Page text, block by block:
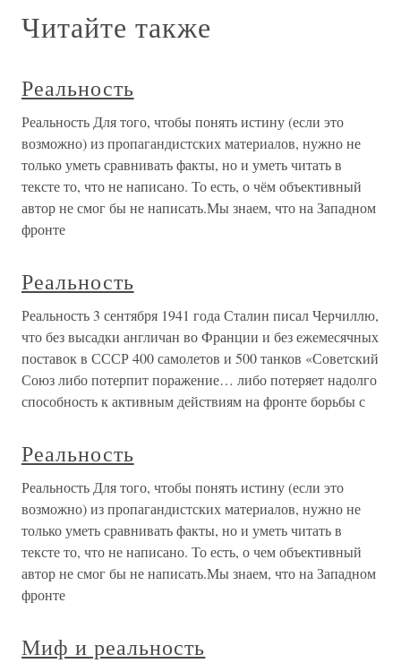
Читайте также
Реальность
Реальность Для того, чтобы понять истину (если это
возможно) из пропагандистских материалов, нужно не
только уметь сравнивать факты, но и уметь читать в
тексте то, что не написано. То есть, о чём объективный
автор не смог бы не написать.Мы знаем, что на Западном
фронте
Реальность
Реальность 3 сентября 1941 года Сталин писал Черчиллю,
что без высадки англичан во Франции и без ежемесячных
поставок в СССР 400 самолетов и 500 танков «Советский
Союз либо потерпит поражение… либо потеряет надолго
способность к активным действиям на фронте борьбы с
Реальность
Реальность Для того, чтобы понять истину (если это
возможно) из пропагандистских материалов, нужно не
только уметь сравнивать факты, но и уметь читать в
тексте то, что не написано. То есть, о чем объективный
автор не смог бы не написать.Мы знаем, что на Западном
фронте
Миф и реальность